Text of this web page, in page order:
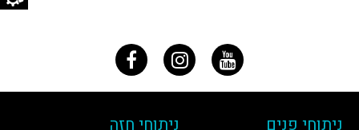
ניתוחי פנים ניתוחי חזה